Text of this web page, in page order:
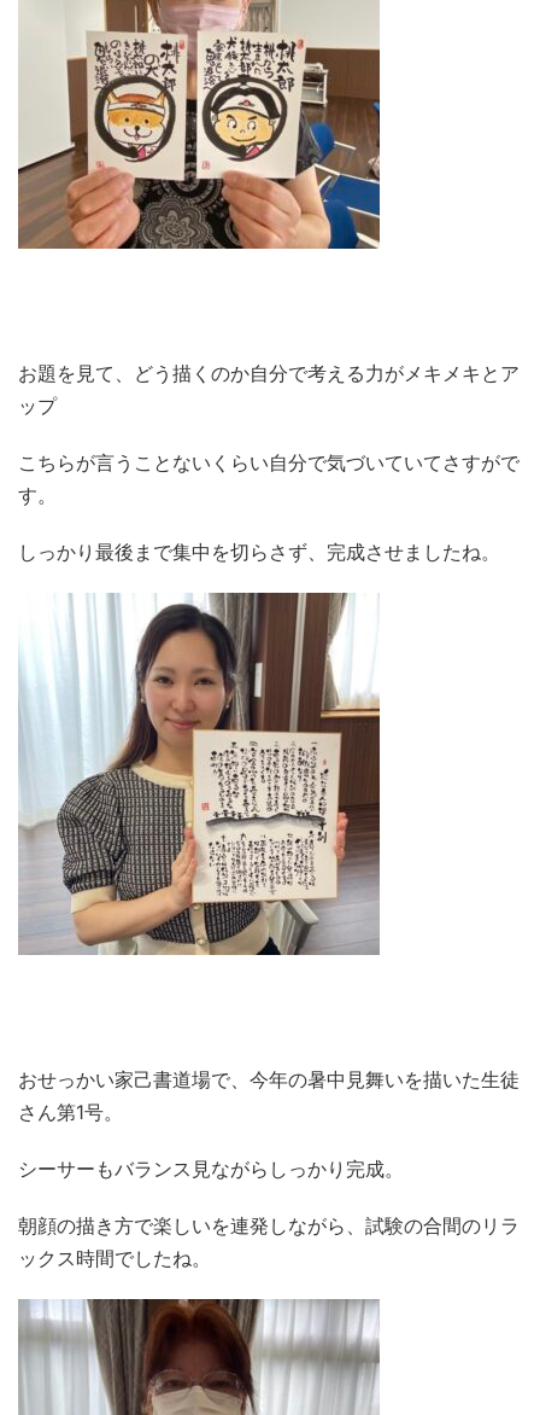
お題を見て、どう描くのか自分で考える力がメキメキとア
ップ
こちらが言うことないくらい自分で気づいていてさすがで
す。
しっかり最後まで集中を切らさず、完成させましたね。
おせっかい家己書道場で、今年の暑中見舞いを描いた生徒
さん第1号。
シーサーもバランス見ながらしっかり完成。
朝顔の描き方で楽しいを連発しながら、試験の合間のリラ
ックス時間でしたね。